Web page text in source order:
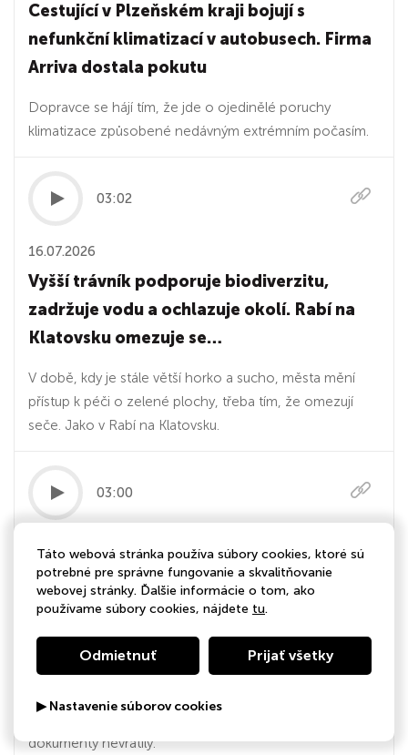
Cestující v Plzeňském kraji bojují s
nefunkční klimatizací v autobusech. Firma
Arriva dostala pokutu
Dopravce se hájí tím, že jde o ojedinělé poruchy
klimatizace způsobené nedávným extrémním počasím.
03:02
16.07.2026
Vyšší trávník podporuje biodiverzitu,
zadržuje vodu a ochlazuje okolí. Rabí na
Klatovsku omezuje se…
V době, kdy je stále větší horko a sucho, města mění
přístup k péči o zelené plochy, třeba tím, že omezují
seče. Jako v Rabí na Klatovsku.
03:00
16.07.2026
Já myslel, že tam bude něco staršího, divil
se biskup. V Plzni otevřeli dvě schránky z
věže katedrá…
Podle Ivy Fictumové z plzeňského biskupství se ve
dokumenty nevrátily.
Táto webová stránka používa súbory cookies, ktoré sú
potrebné pre správne fungovanie a skvalitňovanie
webovej stránky. Ďalšie informácie o tom, ako
používame súbory cookies, nájdete tu.
Odmietnuť Prijať všetky
▶ Nastavenie súborov cookies